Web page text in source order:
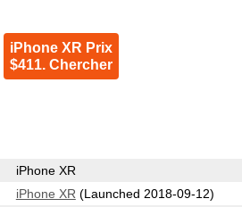
iPhone XR Prix
$411. Chercher
iPhone XR
iPhone XR (Launched 2018-09-12)